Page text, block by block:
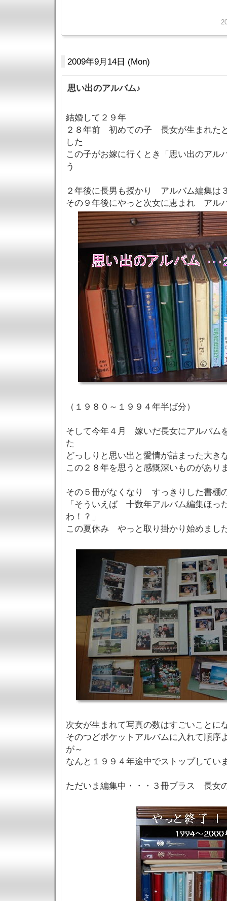
2009年9月14日 (Mon)
思い出のアルバム♪
結婚して２９年
２８年前 初めての子 長女が生まれた
した
この子がお嫁に行くとき「思い出のアル
う
２年後に長男も授かり アルバム編集は
その９年後にやっと次女に恵まれ アル
（１９８０～１９９４年半ば分）
そして今年４月 嫁いだ長女にアルバム
た
どっしりと思い出と愛情が詰まった大き
この２８年を思うと感慨深いものがあり
その５冊がなくなり すっきりした書棚
「そういえば 十数年アルバム編集ほっ
わ！？」
この夏休み やっと取り掛かり始めまし
次女が生まれて写真の数はすごいことに
そのつどポケットアルバムに入れて順序
が～
なんと１９９４年途中でストップしてい
ただいま編集中・・・３冊プラス 長女